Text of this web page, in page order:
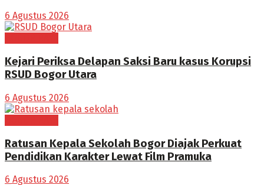
6 Agustus 2026
Kejari Periksa Delapan Saksi Baru kasus Korupsi
RSUD Bogor Utara
6 Agustus 2026
Ratusan Kepala Sekolah Bogor Diajak Perkuat
Pendidikan Karakter Lewat Film Pramuka
6 Agustus 2026